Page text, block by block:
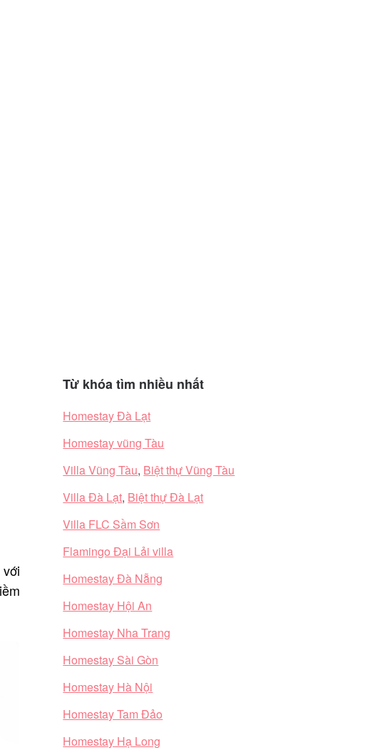
Từ khóa tìm nhiều nhất
Homestay Đà Lạt
Homestay vũng Tàu
Villa Vũng Tàu, Biệt thự Vũng Tàu
Villa Đà Lạt, Biệt thự Đà Lạt
Villa FLC Sầm Sơn
Flamingo Đại Lải villa
Homestay Đà Nẵng
Homestay Hội An
Homestay Nha Trang
Homestay Sài Gòn
Homestay Hà Nội
Homestay Tam Đảo
Homestay Hạ Long